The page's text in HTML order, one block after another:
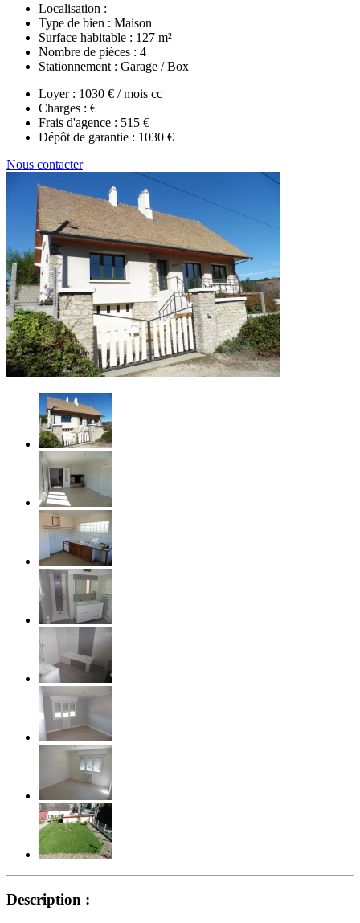
Localisation :
Type de bien : Maison
Surface habitable : 127 m²
Nombre de pièces : 4
Stationnement : Garage / Box
Loyer : 1030 € / mois cc
Charges : €
Frais d'agence : 515 €
Dépôt de garantie : 1030 €
Nous contacter
Description :